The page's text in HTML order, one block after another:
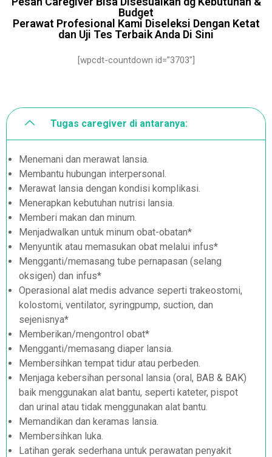
Budget
Perawat Profesional Kami Diseleksi Dengan Ketat
dan Uji Tes Terbaik Anda Di Sini
[wpcdt-countdown id=”3703″]
Tugas caregiver di antaranya:
Menemani dan merawat lansia.
Membantu hubungan interpersonal.
Merawat lansia dengan kondisi komplikasi.
Menerapkan kebutuhan nutrisi lansia.
Memberi makan dan minum.
Menjadwalkan untuk minum obat-obatan*
Menyuntik atau memasukan obat melalui infus*
Mengganti/memasang tube pernapasan (selang
oksigen) dan infus*
Operasional alat medis advance seperti trakeostomi,
kolostomi, ventilator, syringpump, suction, dan
sejenisnya*
Memberikan/mengontrol obat*
Mengganti/memasang diaper lansia.
Membersihkan tempat tidur atau perbeden.
Menjaga kebersihan personal lansia (oral, BAB & BAK)
baik menggunakan alat bantu, seperti kateter, pispot
dan urinal atau tidak menggunakan alat bantu.
Memandikan dan keramas lansia.
Membersihkan luka.
Latihan gerak sederhana untuk perawatan penyakit